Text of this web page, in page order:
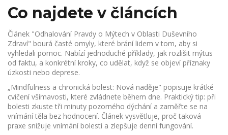
Co najdete v článcích
Článek "Odhalování Pravdy o Mýtech v Oblasti Duševního
Zdraví" bourá časté omyly, které brání lidem v tom, aby si
vyhledali pomoc. Nabízí jednoduché příklady, jak rozlišit mýtus
od faktu, a konkrétní kroky, co udělat, když se objeví příznaky
úzkosti nebo deprese.
„Mindfulness a chronická bolest: Nová naděje" popisuje krátké
cvičení všímavosti, které zvládnete během dne. Praktický tip: při
bolesti zkuste tři minuty pozorného dýchání a zaměřte se na
vnímání těla bez hodnocení. Článek vysvětluje, proč taková
praxe snižuje vnímání bolesti a zlepšuje denní fungování.